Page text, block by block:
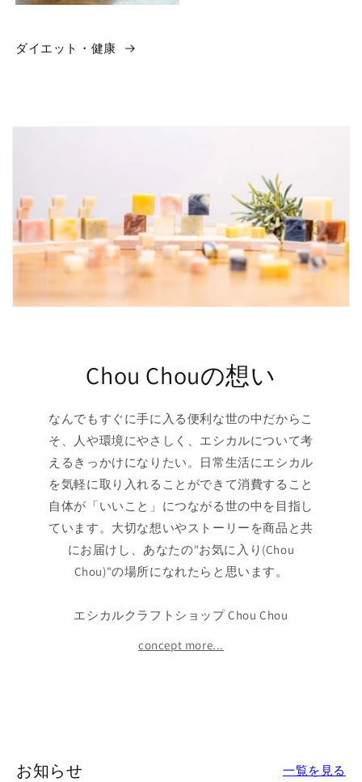
ダイエット・健康
Chou Chouの想い
なんでもすぐに手に入る便利な世の中だからこ
そ、人や環境にやさしく、エシカルについて考
えるきっかけになりたい。日常生活にエシカル
を気軽に取り入れることができて消費すること
自体が「いいこと」につながる世の中を目指し
ています。大切な想いやストーリーを商品と共
にお届けし、あなたの"お気に入り(Chou
Chou)"の場所になれたらと思います。
エシカルクラフトショップ Chou Chou
concept more...
お知らせ 一覧を見る